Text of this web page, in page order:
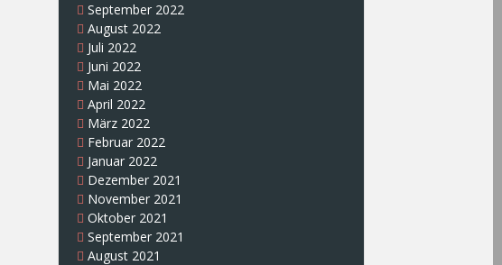
September 2022
August 2022
Juli 2022
Juni 2022
Mai 2022
April 2022
März 2022
Februar 2022
Januar 2022
Dezember 2021
November 2021
Oktober 2021
September 2021
August 2021